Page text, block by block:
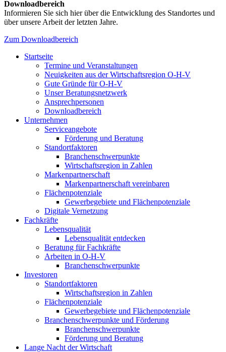
Downloadbereich
Informieren Sie sich hier über die Entwicklung des Standortes und
über unsere Arbeit der letzten Jahre.
Zum Downloadbereich
Startseite
Termine und Veranstaltungen
Neuigkeiten aus der Wirtschaftsregion O-H-V
Gute Gründe für O-H-V
Unser Beratungsnetzwerk
Ansprechpersonen
Downloadbereich
Unternehmen
Serviceangebote
Förderung und Beratung
Standortfaktoren
Branchenschwerpunkte
Wirtschaftsregion in Zahlen
Markenpartnerschaft
Markenpartnerschaft vereinbaren
Flächenpotenziale
Gewerbegebiete und Flächenpotenziale
Digitale Vernetzung
Fachkräfte
Lebensqualität
Lebensqualität entdecken
Beratung für Fachkräfte
Arbeiten in O-H-V
Branchenschwerpunkte
Investoren
Standortfaktoren
Wirtschaftsregion in Zahlen
Flächenpotenziale
Gewerbegebiete und Flächenpotenziale
Branchenschwerpunkte und Förderung
Branchenschwerpunkte
Förderung und Beratung
Lange Nacht der Wirtschaft